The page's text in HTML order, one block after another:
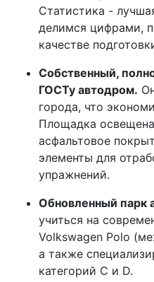
Статистика -
делимся цифрами,
качестве
Собственный,
ГОСТу автодром.
города, что
Площадка
асфальтовое
элементы для
упражнений.
Обновленный парк
учиться на
Volkswagen Polo
а также
категорий C и D.